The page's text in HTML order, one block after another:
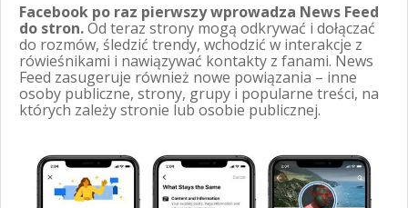
Facebook po raz pierwszy wprowadza News Feed
do stron.Od teraz strony mogą odkrywać i dołączać
do rozmów, śledzić trendy, wchodzić w interakcje z
rówieśnikami i nawiązywać kontakty z fanami. News
Feed zasugeruje również nowe powiązania – inne
osoby publiczne, strony, grupy i popularne treści, na
których zależy stronie lub osobie publicznej.